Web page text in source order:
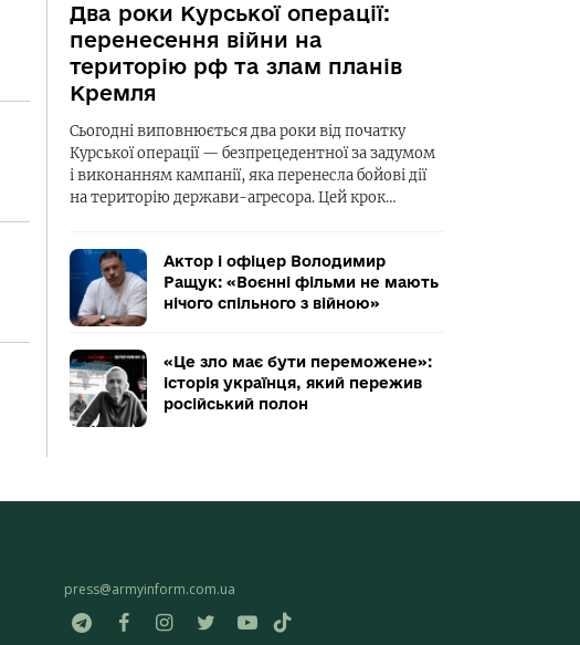
Два роки Курської операції:
перенесення війни на
територію рф та злам планів
Кремля
Сьогодні виповнюється два роки від початку
Курської операції — безпрецедентної за задумом
і виконанням кампанії, яка перенесла бойові дії
на територію держави-агресора. Цей крок…
Актор і офіцер Володимир
Ращук: «Воєнні фільми не мають
нічого спільного з війною»
«Це зло має бути переможене»:
історія українця, який пережив
російський полон
press@armyinform.com.ua